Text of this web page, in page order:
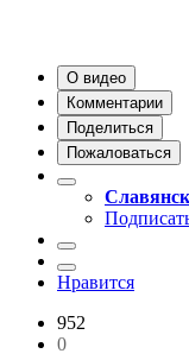
О видео
Комментарии
Поделиться
Пожаловаться
Нравится
952
0